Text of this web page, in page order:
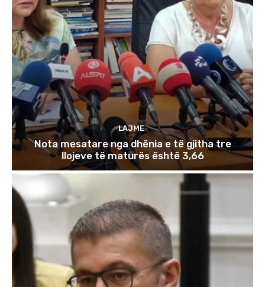
LAJME
Nota mesatare nga dhënia e të gjitha tre
llojeve të maturës është 3,66